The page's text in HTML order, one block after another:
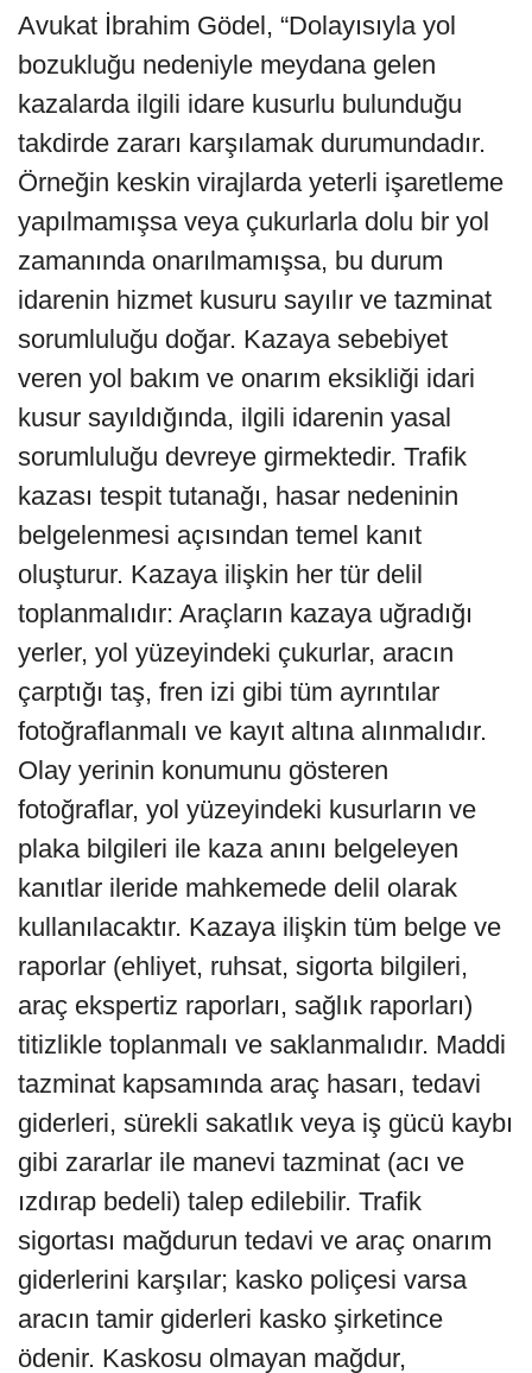
Avukat İbrahim Gödel, “Dolayısıyla yol
bozukluğu nedeniyle meydana gelen
kazalarda ilgili idare kusurlu bulunduğu
takdirde zararı karşılamak durumundadır.
Örneğin keskin virajlarda yeterli işaretleme
yapılmamışsa veya çukurlarla dolu bir yol
zamanında onarılmamışsa, bu durum
idarenin hizmet kusuru sayılır ve tazminat
sorumluluğu doğar. Kazaya sebebiyet
veren yol bakım ve onarım eksikliği idari
kusur sayıldığında, ilgili idarenin yasal
sorumluluğu devreye girmektedir. Trafik
kazası tespit tutanağı, hasar nedeninin
belgelenmesi açısından temel kanıt
oluşturur. Kazaya ilişkin her tür delil
toplanmalıdır: Araçların kazaya uğradığı
yerler, yol yüzeyindeki çukurlar, aracın
çarptığı taş, fren izi gibi tüm ayrıntılar
fotoğraflanmalı ve kayıt altına alınmalıdır.
Olay yerinin konumunu gösteren
fotoğraflar, yol yüzeyindeki kusurların ve
plaka bilgileri ile kaza anını belgeleyen
kanıtlar ileride mahkemede delil olarak
kullanılacaktır. Kazaya ilişkin tüm belge ve
raporlar (ehliyet, ruhsat, sigorta bilgileri,
araç ekspertiz raporları, sağlık raporları)
titizlikle toplanmalı ve saklanmalıdır. Maddi
tazminat kapsamında araç hasarı, tedavi
giderleri, sürekli sakatlık veya iş gücü kaybı
gibi zararlar ile manevi tazminat (acı ve
ızdırap bedeli) talep edilebilir. Trafik
sigortası mağdurun tedavi ve araç onarım
giderlerini karşılar; kasko poliçesi varsa
aracın tamir giderleri kasko şirketince
ödenir. Kaskosu olmayan mağdur,